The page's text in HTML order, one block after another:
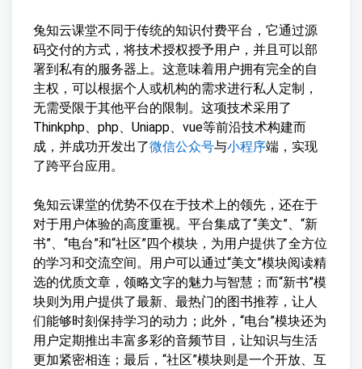
兔知云课堂不同于传统的知识付费平台，它通过源
码交付的方式，将技术授权授予用户，并且可以部
署到私有的服务器上。这意味着用户拥有完全的自
主权，可以根据个人或机构的需求进行私人定制，
无需受限于其他平台的限制。这项技术采用了
Thinkphp、php、Uniapp、vue等前沿技术构建而
成，并成功开发出了微信公众号与小程序端，实现
了跨平台应用。
兔知云课堂的优势不仅在于技术上的领先，还在于
对于用户体验的高度重视。平台集成了“美文”、“新
书”、“电台”和“社区”四个模块，为用户提供了全方位
的学习和交流空间。用户可以通过“美文”模块阅读精
选的优质文章，领略文字的魅力与智慧；而“新书”模
块则为用户提供了最新、最热门的图书推荐，让人
们能够时刻保持学习的动力；此外，“电台”模块还为
用户定期推出丰富多彩的音频节目，让知识与生活
更加紧密相连；最后，“社区”模块则是一个开放、互